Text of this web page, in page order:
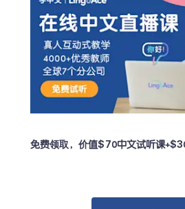
免费领取，价值$70中文试听课